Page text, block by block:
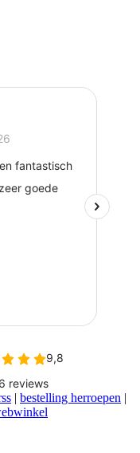
| bestelling herroepen |